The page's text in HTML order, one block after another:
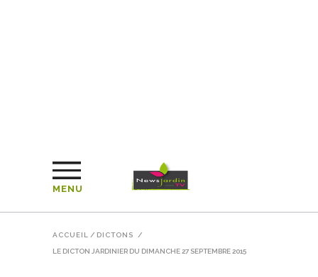
MENU
ACCUEIL / DICTONS /
LE DICTON JARDINIER DU DIMANCHE 27 SEPTEMBRE 2015